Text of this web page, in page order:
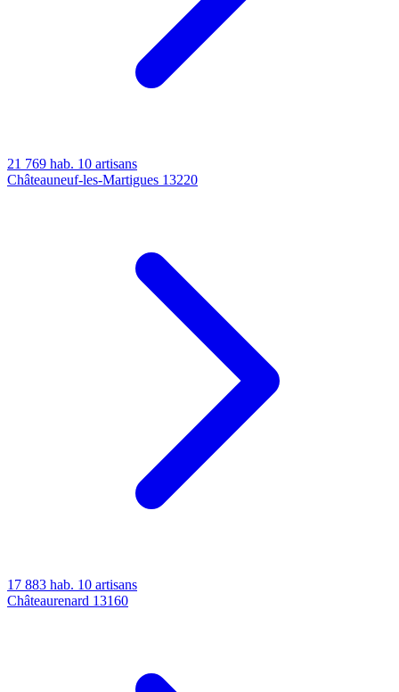
21 769 hab. 10 artisans
Châteauneuf-les-Martigues 13220
17 883 hab. 10 artisans
Châteaurenard 13160